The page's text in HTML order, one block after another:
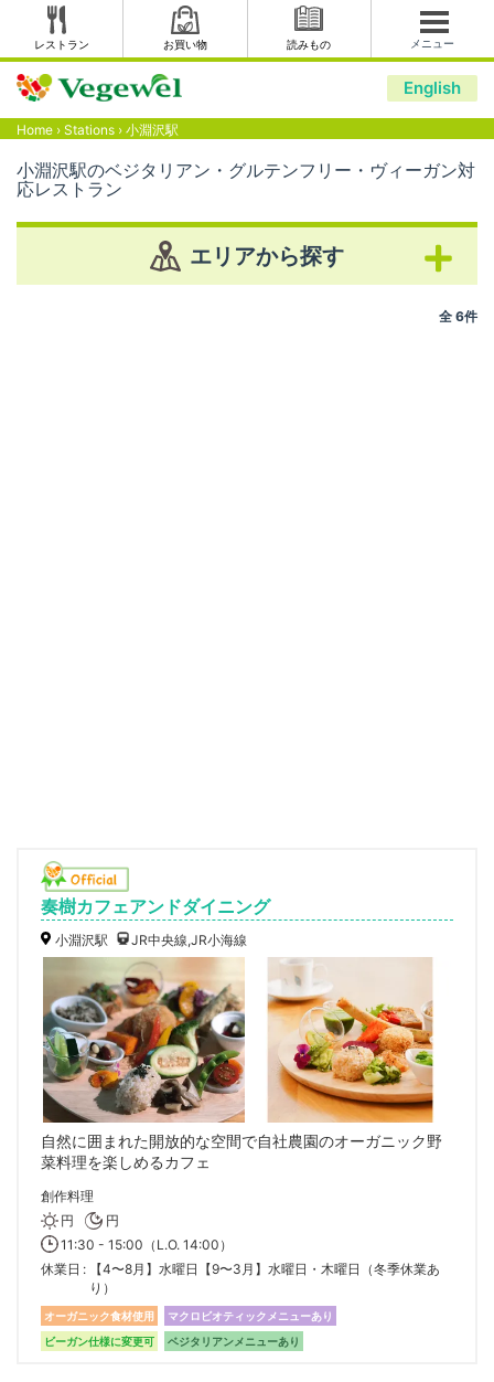
レストラン お買い物 読みもの メニュー
English
Home › Stations › 小淵沢駅
小淵沢駅のベジタリアン・グルテンフリー・ヴィーガン対
応レストラン
エリアから探す
全 6件
奏樹カフェアンドダイニング
小淵沢駅 JR中央線,JR小海線
自然に囲まれた開放的な空間で自社農園のオーガニック野
菜料理を楽しめるカフェ
創作料理
円
円
11:30 - 15:00（L.O. 14:00）
休業日
【4〜8月】水曜日【9〜3月】水曜日・木曜日（冬季休業あ
り）
オーガニック食材使用
マクロビオティックメニューあり
ビーガン仕様に変更可
ベジタリアンメニューあり